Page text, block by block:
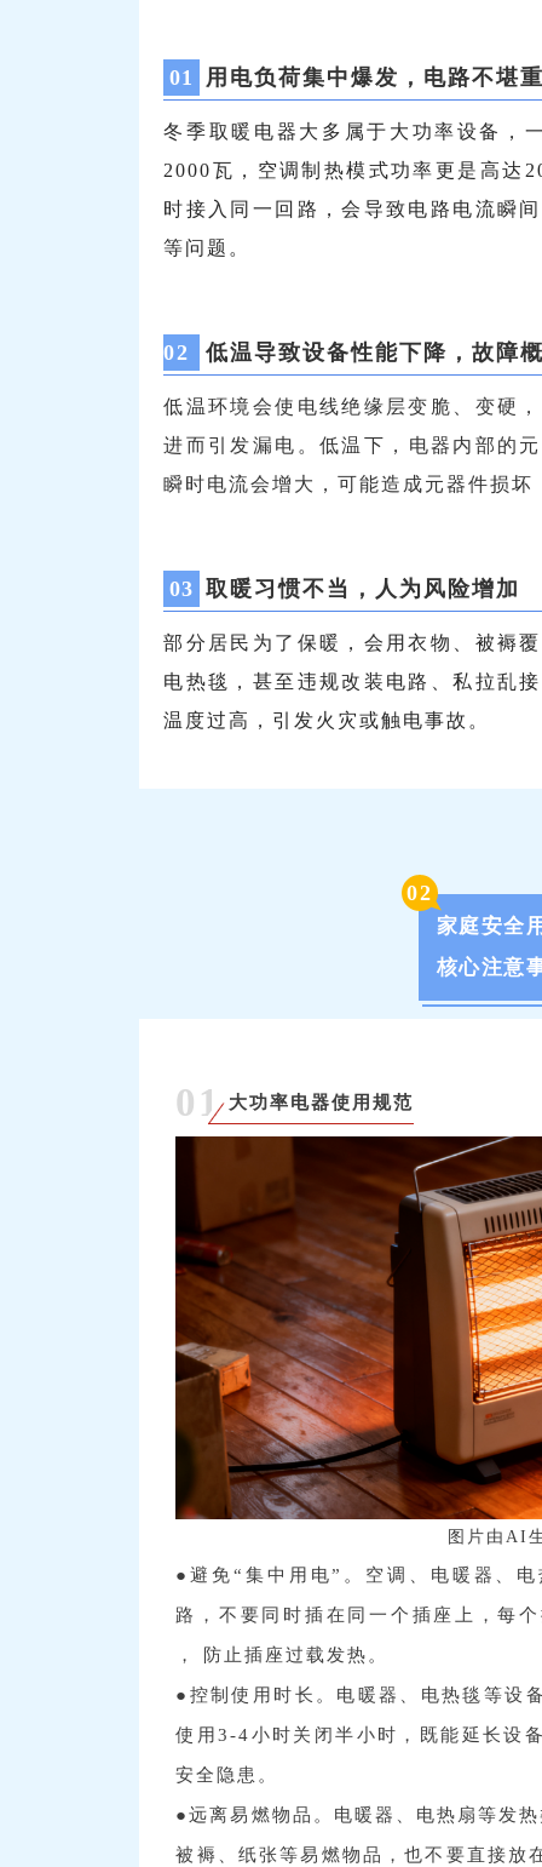
01 用电负荷集中爆发， 电路不堪
冬季取暖电器大多属于大功率设备，
2000瓦，空调制热模式功率更是高达
时接入同一回路，会导致电路电流瞬
等问题。
02 低温导致设备性能下降，故障
低温环境会使电线绝缘层变脆、变硬
进而引发漏电。 低温下， 电器内部的
瞬时电流会增大，可能造成元器件损坏
03 取暖习惯不当， 人为风险增加
部分居民为了保暖，会用衣物、被褥
电热毯，甚至违规改装电路、私拉乱
温度过高，引发火灾或触电事故。
02
家庭安全
核心注意
01 大功率电器使用规范
图片由AI
●避免“集中用电”。空调、电暖器、
路，不要同时插在同一个插座上，每
， 防止插座过载发热。
●控制使用时长。电暖器、电热毯等设
使用3-4小时关闭半小时，既能延长设
安全隐患。
●远离易燃物品。电暖器、电热扇等发
被褥、纸张等易燃物品，也不要直接放